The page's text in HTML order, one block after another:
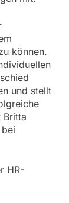
können.
und stellt
Britta
HR-